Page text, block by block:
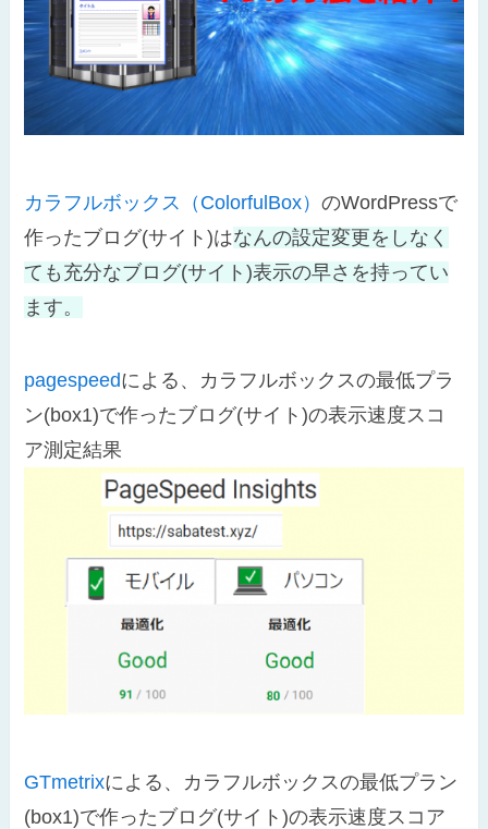
カラフルボックス（ColorfulBox）のWordPressで
作ったブログ(サイト)はなんの設定変更をしなく
ても充分なブログ(サイト)表示の早さを持ってい
ます。
pagespeedによる、カラフルボックスの最低プラ
ン(box1)で作ったブログ(サイト)の表示速度スコ
ア測定結果
GTmetrixによる、カラフルボックスの最低プラン
(box1)で作ったブログ(サイト)の表示速度スコア